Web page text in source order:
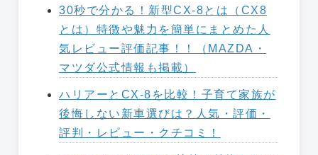
30秒で分かる！新型CX-8とは（CX8
とは）特徴や魅力を簡単にまとめた人
気レビュー評価記事！！（MAZDA・
マツダ公式情報も掲載）
ハリアーとCX-8を比較！子育て家族が
後悔しない新車選びは？人気・評価・
評判・レビュー・クチコミ！